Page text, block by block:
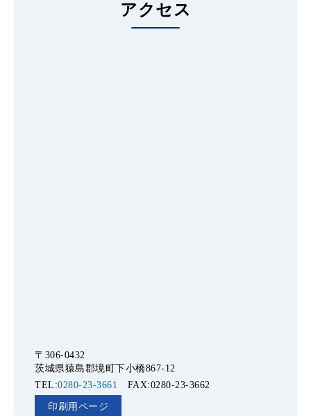
アクセス
〒306-0432
茨城県猿島郡境町下小橋867-12
TEL:0280-23-3661 FAX:0280-23-3662